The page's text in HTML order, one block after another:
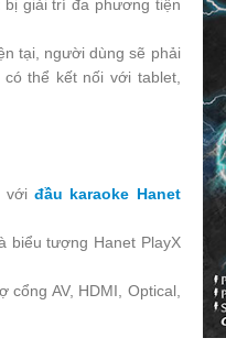
giải trí đa phương tiện
tại, người dùng sẽ phải
thể kết nối với tablet,
vớiđầu karaoke Hanet
biểu tượng Hanet PlayX
AV, HDMI, Optical,